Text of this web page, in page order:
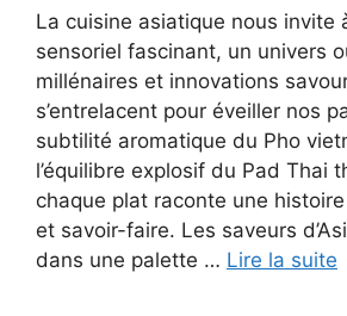
La cuisine asiatique nous invite
sensoriel fascinant, un univers
millénaires et innovations
s’entrelacent pour éveiller nos
subtilité aromatique du Pho
l’équilibre explosif du Pad Thai
chaque plat raconte une
et savoir-faire. Les saveurs
dans une palette … Lire la suite